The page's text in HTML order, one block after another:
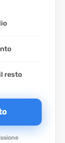
resto